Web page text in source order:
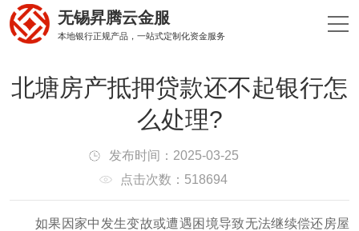
无锡昇腾云金服
本地银行正规产品，一站式定制化资金服务
北塘房产抵押贷款还不起银行怎
么处理?
发布时间：2025-03-25
点击次数：518694
如果因家中发生变故或遭遇困境导致无法继续偿还房屋